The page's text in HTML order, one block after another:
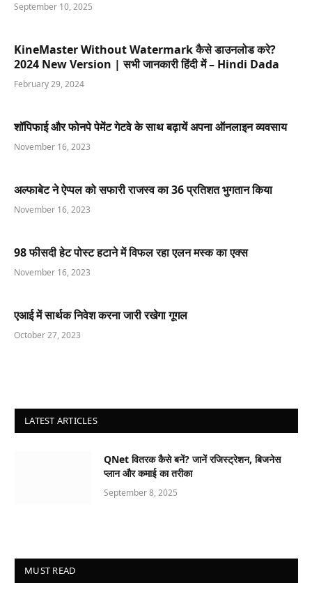
September 10, 2025
KineMaster Without Watermark कैसे डाउनलोड करे?
2024 New Version | सभी जानकारी हिंदी में – Hindi Dada
February 29, 2024
शॉपिफाई और फोनपे पेमेंट गेटवे के साथ बढ़ायें अपना ऑनलाइन व्यवसाय
November 16, 2023
अल्फाबेट ने ऐप्पल को सफारी राजस्व का 36 प्रतिशत भुगतान किया
November 16, 2023
98 फीसदी हेट पोस्ट हटाने में विफल रहा एलन मस्क का एक्स
November 16, 2023
एआई में सार्थक निवेश करना जारी रखेगा गूगल
October 27, 2023
LATEST ARTICLES
QNet वितरक कैसे बनें? जानें रजिस्ट्रेशन, बिजनेस
प्लान और कमाई का तरीका
September 8, 2025
MUST READ